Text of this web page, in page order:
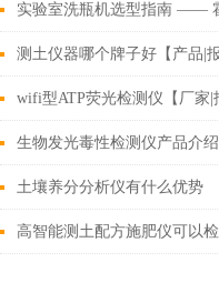
生物发光毒性检测仪产品介绍
土壤养分分析仪有什么优势